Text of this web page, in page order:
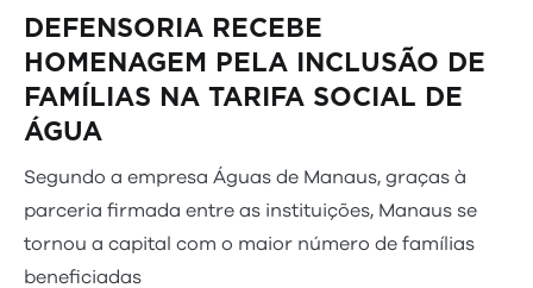
DEFENSORIA RECEBE
HOMENAGEM PELA INCLUSÃO DE
FAMÍLIAS NA TARIFA SOCIAL DE
ÁGUA
Segundo a empresa Águas de Manaus, graças à
parceria firmada entre as instituições, Manaus se
tornou a capital com o maior número de famílias
beneficiadas